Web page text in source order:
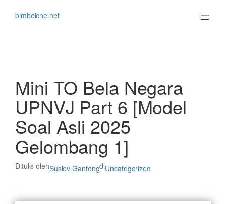
bimbelche.net
Mini TO Bela Negara
UPNVJ Part 6 [Model
Soal Asli 2025
Gelombang 1]
Ditulis olehSuslov GantengdiUncategorized